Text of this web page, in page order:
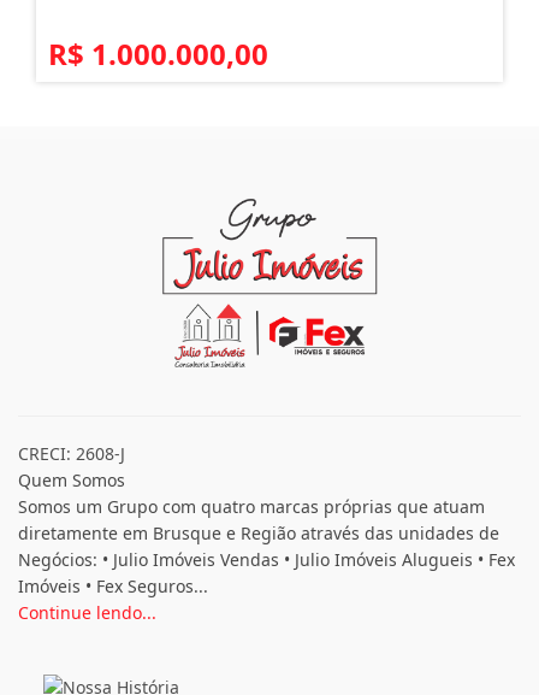
R$ 1.000.000,00
CRECI: 2608-J
Quem Somos
Negócios: • Julio Imóveis Vendas • Julio Imóveis Alugueis • Fex